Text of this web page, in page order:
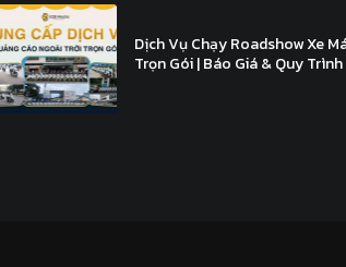
Dịch Vụ Chạy Roadshow Xe
Trọn Gói | Báo Giá & Quy